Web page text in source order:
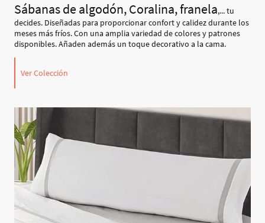
Sábanas de algodón, Coralina, franela,... tu
decides. Diseñadas para proporcionar confort y calidez durante los
meses más fríos. Con una amplia variedad de colores y patrones
disponibles. Añaden además un toque decorativo a la cama.
Ver Colección